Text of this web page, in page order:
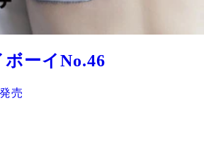
水湊みおファースト